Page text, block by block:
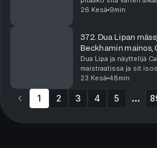
coolimmaksi. Raya on
26 Kesä 9min
372. Dua Lipan
Beckhamin mainos,
Yoni-pimppimuna
Dua Lipa ja näyttelijä
maistraatissa ja sit
häistä kiinnostaa!
Beckhamin perheen
23 Kesä 48min
1 2 3 4 5